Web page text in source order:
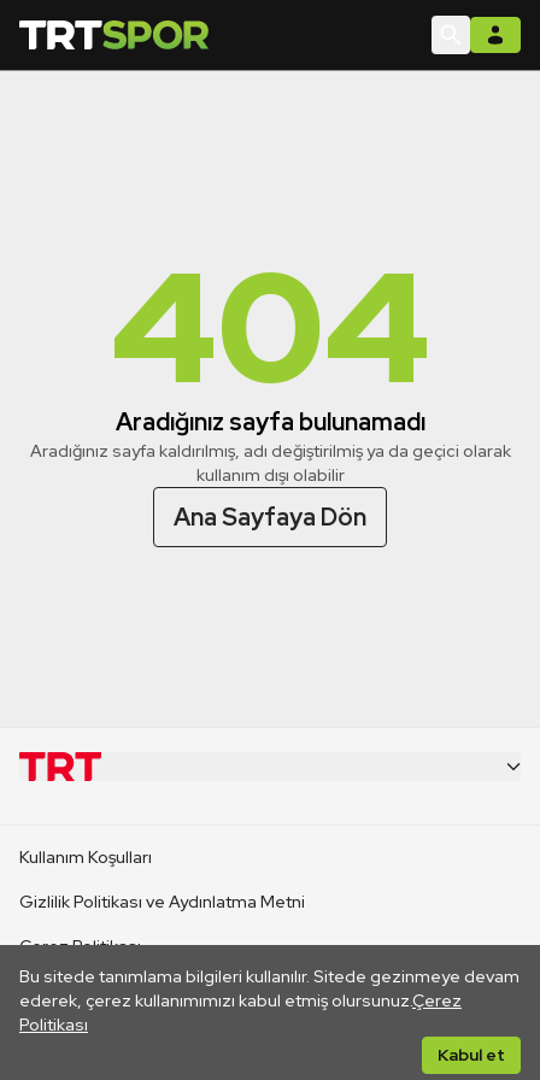
404
Aradığınız sayfa bulunamadı
Aradığınız sayfa kaldırılmış, adı değiştirilmiş ya da geçici olarak
kullanım dışı olabilir
Ana Sayfaya Dön
Bu sitede tanımlama bilgileri kullanılır. Sitede gezinmeye devam
ederek, çerez kullanımımızı kabul etmiş olursunuz.Çerez
Politikası
Kabul et
CANLI YAYINLAR
Kullanım Koşulları
Gizlilik Politikası ve Aydınlatma Metni
Çerez Politikası
İletişim
Her hakkı saklıdır. ©2026 TRT. Bağlantı yoluyla gidilen dış